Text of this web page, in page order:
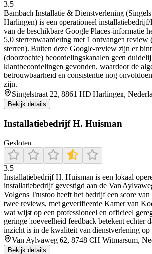
3.5
Bambach Installatie & Dienstverlening
Harlingen) is een operationeel
van de beschikbare Google Places-informatie
5,0 sterrenwaardering met 1 ontvangen review
sterren). Buiten deze Google-review zijn er
(doorzochte) beoordelingskanalen geen
klantbeoordelingen gevonden, waardoor de
betrouwbaarheid en consistentie nog
zijn.
Singelstraat 22, 8861 HD Harlingen,
Bekijk details
Installatiebedrijf H. Huisman
Gesloten
3.5
Installatiebedrijf H. Huisman is een lokaal
installatiebedrijf gevestigd aan de Van
Volgens Trustoo heeft het bedrijf een score van
twee reviews, met geverifieerde Kamer van
wat wijst op een professioneel en officieel
geringe hoeveelheid feedback betekent echter
inzicht is in de kwaliteit van dienstverlening op
Van Aylvaweg 62, 8748 CH Witmarsum,
Bekijk details